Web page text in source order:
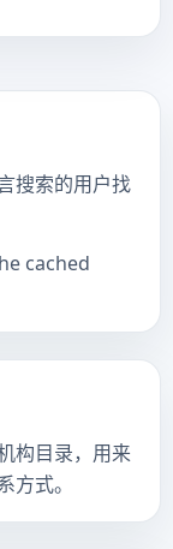
搜索的用户找
cached
构目录，用来
式。